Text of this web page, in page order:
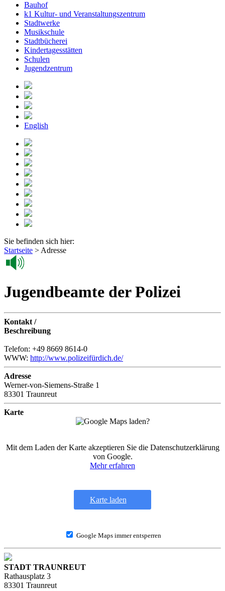
Bauhof
k1 Kultur- und Veranstaltungszentrum
Stadtwerke
Musikschule
Stadtbücherei
Kindertagesstätten
Schulen
Jugendzentrum
English
Sie befinden sich hier:
Startseite > Adresse
Jugendbeamte der Polizei
Kontakt /
Beschreibung
Telefon: +49 8669 8614-0
WWW: http://www.polizeifürdich.de/
Adresse
Werner-von-Siemens-Straße 1
83301 Traunreut
Karte
Mit dem Laden der Karte akzeptieren Sie die Datenschutzerklärung
von Google.
Mehr erfahren
Karte laden
Google Maps immer entsperren
STADT TRAUNREUT
Rathausplatz 3
83301 Traunreut